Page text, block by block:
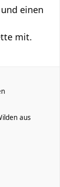
einen
mit.
aus